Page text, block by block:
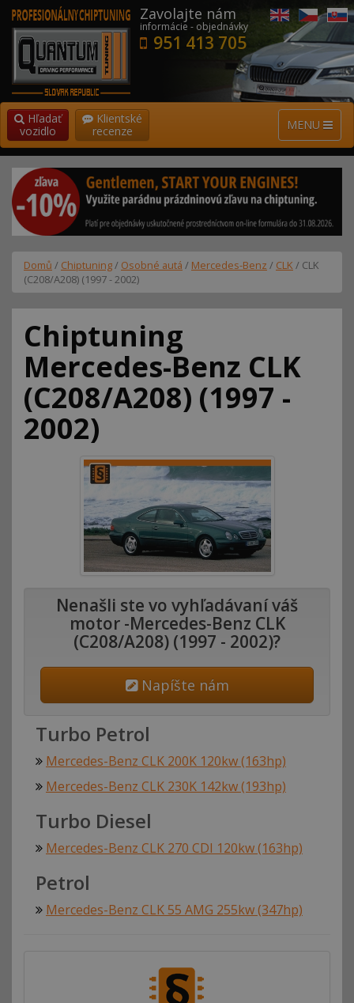
Zavolajte nám
informácie - objednávky
951 413 705
MENU
Hľadať
vozidlo
Klientské
recenze
Domů / Chiptuning/ Osobné autá / Mercedes-Benz / CLK / CLK
(C208/A208) (1997 - 2002)
Chiptuning
Mercedes-Benz CLK
(C208/A208) (1997 -
2002)
Nenašli ste vo vyhľadávaní váš
motor -Mercedes-Benz CLK
(C208/A208) (1997 - 2002)?
Napíšte nám
Turbo Petrol
Mercedes-Benz CLK 200K 120kw (163hp)
Mercedes-Benz CLK 230K 142kw (193hp)
Turbo Diesel
Mercedes-Benz CLK 270 CDI 120kw (163hp)
Petrol
Mercedes-Benz CLK 55 AMG 255kw (347hp)